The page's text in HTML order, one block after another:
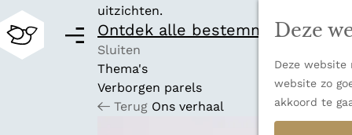
Deze
Deze
website zo
akkoord te
M
uitzichten.
Ontdek alle bestemmingen
Sluiten
Thema's
Verborgen parels
Terug Ons verhaal